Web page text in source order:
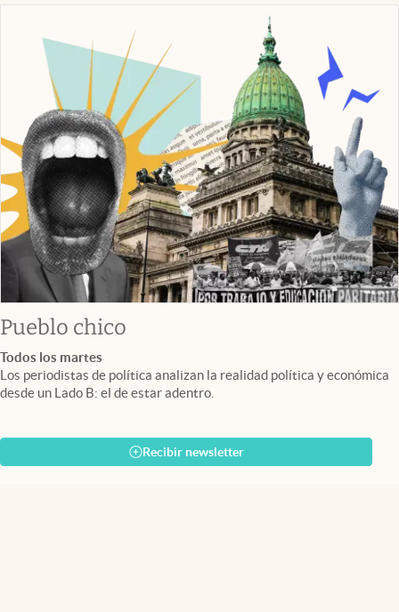
Pueblo chico
Todos los martes
Los periodistas de política analizan la realidad política y económica
desde un Lado B: el de estar adentro.
Recibir newsletter